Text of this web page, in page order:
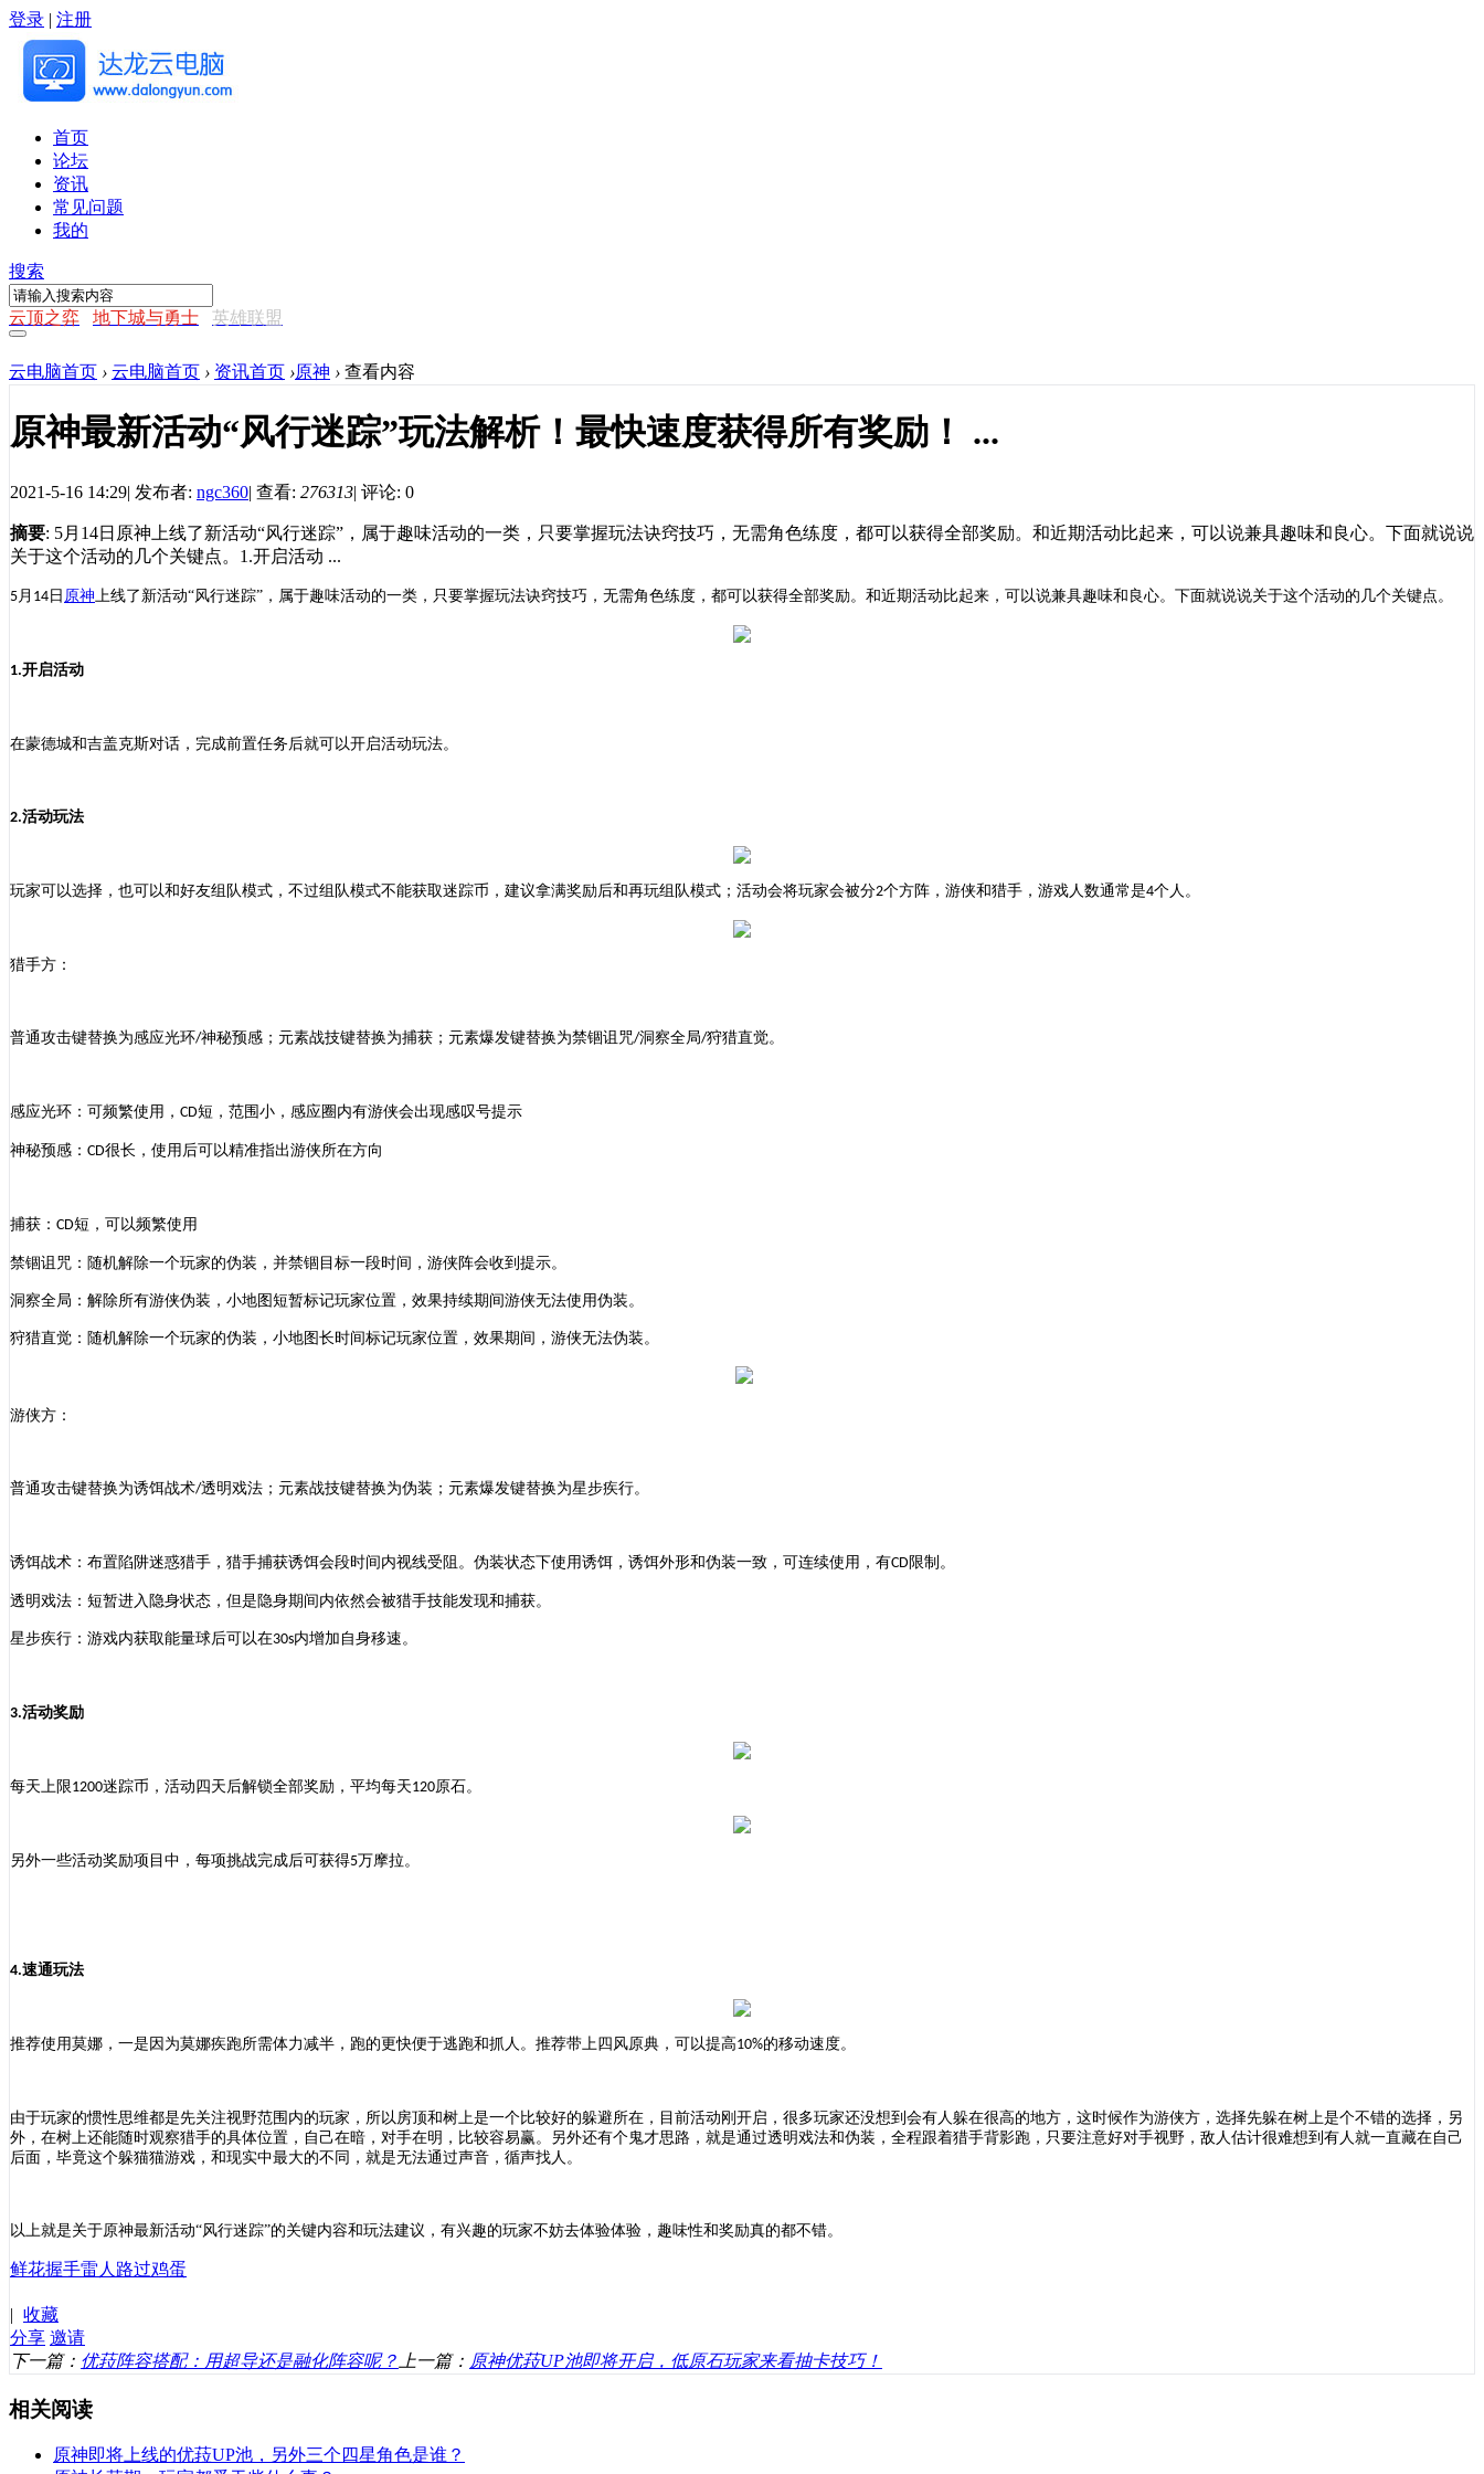
登录 | 注册
首页
论坛
资讯
常见问题
我的
搜索
云顶之弈 地下城与勇士 英雄联盟
云电脑首页 › 云电脑首页 › 资讯首页 ›原神 › 查看内容
原神最新活动“风行迷踪”玩法解析！最快速度获得所有奖励！ ...
2021-5-16 14:29| 发布者: ngc360| 查看: 276313| 评论: 0
摘要: 5月14日原神上线了新活动“风行迷踪”，属于趣味活动的一类，只要掌握玩法诀窍技巧，无需角色练度，都可以获得全部奖励。和近期活动比起来，可以说兼具趣味和良心。下面就说说
关于这个活动的几个关键点。1.开启活动 ...
5 月 14 日 原神 上线了新活动“风行迷踪”，属于趣味活动的一类，只要掌握玩法诀窍技巧，无需角色练度，都可以获得全部奖励。和近期活动比起来，可以说兼具趣味和良心。下面就说说关于这个活动的几个关键点。
1.开启活动
在蒙德城和吉盖克斯对话，完成前置任务 后就可以开启活动玩法。
2.活动玩法
玩家可以选择，也可以和好友组队模式 ， 不过组队模式不能获取迷踪币， 建议拿满奖励后和再玩组队模式 ；活动会将玩家会被分2个方阵 ， 游侠和猎手 ，游戏人数通常是4个 人 。
猎手方 ：
普通攻击键替换为感应光环/神秘预感；元素战技键替换为捕获；元素爆发键替换为禁锢诅咒/洞察全局/狩猎直觉。
感应光环：可频繁使用， CD短，范围小，感应圈内有游侠会出现感叹号提示
神秘预感： CD很长，使用后可以精准指出游侠所在方向
捕获： CD短，可以频繁使用
禁锢诅咒：随机解除一个玩家的伪装，并禁锢目标一段时间，游侠阵会收到提示。
洞察全局：解除所有游侠伪装，小地图短暂标记玩家位置，效果持续期间游侠无法使用伪装 。
狩猎直觉：随机解除一个玩家的伪装，小地图长时间标记玩家位置，效果期间，游侠无法伪装 。
游侠方 ：
普通攻击键替换为诱饵战术/透明戏法；元素战技键替换为伪装；元素爆发键替换为星步疾行。
诱饵战术：布置陷阱迷惑猎手，猎手捕获诱饵会段时间内视线受阻 。 伪装状态下使用诱饵，诱饵外形和伪装一致，可连续使用，有CD限制 。
透明戏法：短暂进入隐身状态，但是隐身期间内依然会被猎手技能发现和捕获。
星步疾行：游戏内获取能量球后可以在30s内增加自身移速 。
3.活动奖励
每天上限1200迷踪币， 活动四天后解锁全部奖励 ， 平均每天120原石 。
另外一些活动奖励项目中， 每项挑战完成后可获得5万摩拉 。
4.速通玩法
推荐使用莫娜 ， 一是因为莫娜疾跑所需体力减半， 跑的更快便于逃跑和抓人。 推荐带上 四风原典 ， 可以提高10%的移动速度。
由于玩家的惯性思维都是先关注视野范围内的玩家，所以房顶和树上是一个比较好的躲避所在 ， 目前活动刚开启，很多玩家还没想到会有人躲在很高的地方，这时候作为游侠方，选择先躲在树上是个不错的选择，另
外，在树上还能随时观察猎手的具体位置，自己在暗，对手在明，比较容易赢。另外还有个鬼才思路，就是通过透明戏法和伪装 ， 全程跟着猎手背影跑，只要注意好对手视野，敌人估计很难想到有人就一直藏在自己
后面，毕竟这个躲猫猫游戏，和现实中最大的不同，就是无法通过声音，循声找人。
以上就是关于原神最新活动“风行迷踪”的关键内容和玩法建议，有兴趣的玩家不妨去体验体验，趣味性和奖励真的都不错。
鲜花握手雷人 路过鸡蛋
| 收藏
分享 邀请
下一篇： 优菈阵容搭配：用超导还是融化阵容呢？ 上一篇： 原神优菈UP池即将开启，低原石玩家来看抽卡技巧！
相关阅读
原神即将上线的优菈UP池，另外三个四星角色是谁？